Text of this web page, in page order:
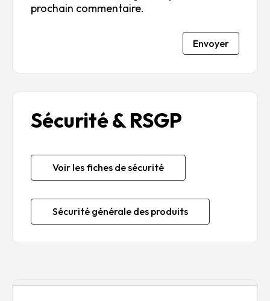
prochain commentaire.
Envoyer
Sécurité & RSGP
Voir les fiches de sécurité
Sécurité générale des produits